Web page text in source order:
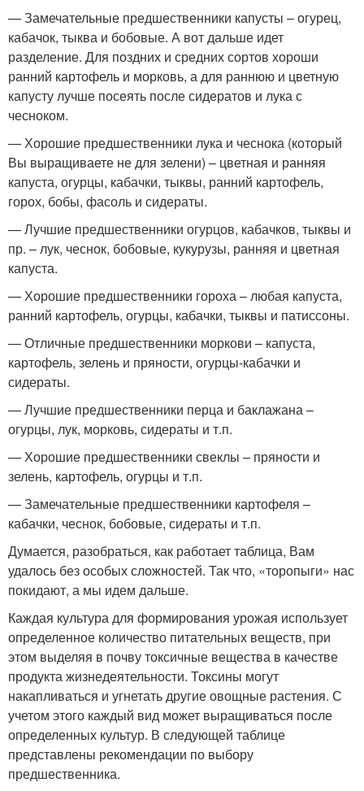
— Замечательные предшественники капусты – огурец,
кабачок, тыква и бобовые. А вот дальше идет
разделение. Для поздних и средних сортов хороши
ранний картофель и морковь, а для раннюю и цветную
капусту лучше посеять после сидератов и лука с
чесноком.
— Хорошие предшественники лука и чеснока (который
Вы выращиваете не для зелени) – цветная и ранняя
капуста, огурцы, кабачки, тыквы, ранний картофель,
горох, бобы, фасоль и сидераты.
— Лучшие предшественники огурцов, кабачков, тыквы и
пр. – лук, чеснок, бобовые, кукурузы, ранняя и цветная
капуста.
— Хорошие предшественники гороха – любая капуста,
ранний картофель, огурцы, кабачки, тыквы и патиссоны.
— Отличные предшественники моркови – капуста,
картофель, зелень и пряности, огурцы-кабачки и
сидераты.
— Лучшие предшественники перца и баклажана –
огурцы, лук, морковь, сидераты и т.п.
— Хорошие предшественники свеклы – пряности и
зелень, картофель, огурцы и т.п.
— Замечательные предшественники картофеля –
кабачки, чеснок, бобовые, сидераты и т.п.
Думается, разобраться, как работает таблица, Вам
удалось без особых сложностей. Так что, «торопыги» нас
покидают, а мы идем дальше.
Каждая культура для формирования урожая использует
определенное количество питательных веществ, при
этом выделяя в почву токсичные вещества в качестве
продукта жизнедеятельности. Токсины могут
накапливаться и угнетать другие овощные растения. С
учетом этого каждый вид может выращиваться после
определенных культур. В следующей таблице
представлены рекомендации по выбору
предшественника.